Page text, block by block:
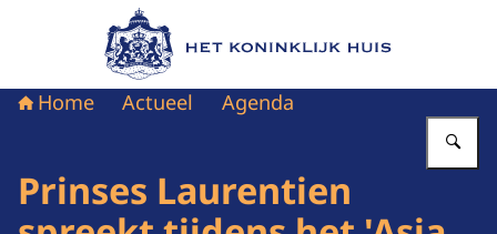
Naar de homepage van Het Koninklijk Huis
Home Actueel Agenda
Prinses Laurentien